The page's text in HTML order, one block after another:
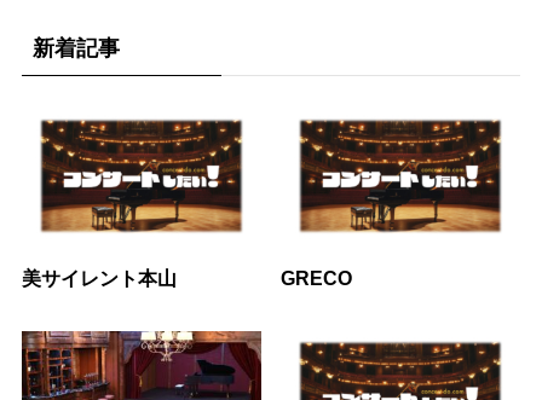
新着記事
美サイレント本山 GRECO